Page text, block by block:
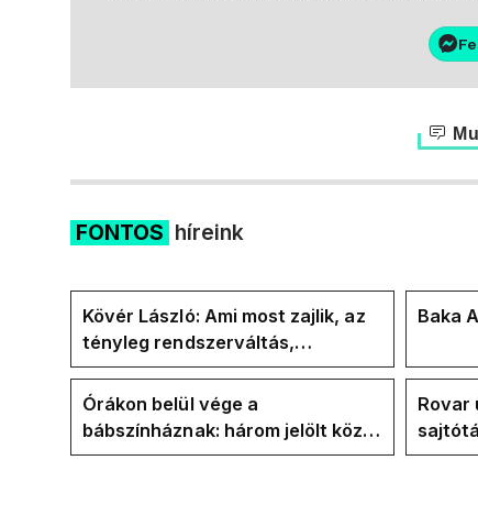
FONTOS híreink
Kövér László: Ami most zajlik, az
tényleg rendszerváltás,
pontosabban
rendszervisszaváltás
Baka
Órákon belül vége a
bábszínháznak: három jelölt közül
"választ" ma államfőt a Tisza-
Rovar
és a